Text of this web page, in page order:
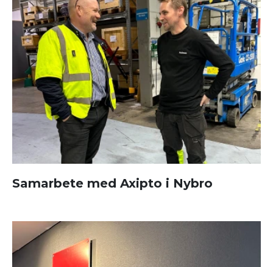
Samarbete med Axipto i Nybro